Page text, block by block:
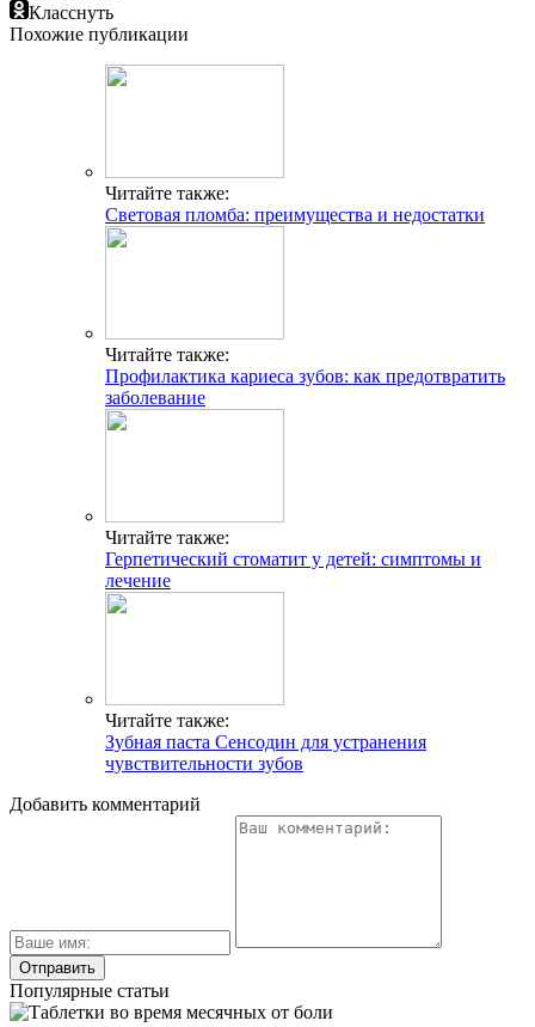
Класснуть
Похожие публикации
Читайте также:
Световая пломба: преимущества и недостатки
Читайте также:
Профилактика кариеса зубов: как предотвратить
заболевание
Читайте также:
Герпетический стоматит у детей: симптомы и
лечение
Читайте также:
Зубная паста Сенсодин для устранения
чувствительности зубов
Добавить комментарий
Популярные статьи